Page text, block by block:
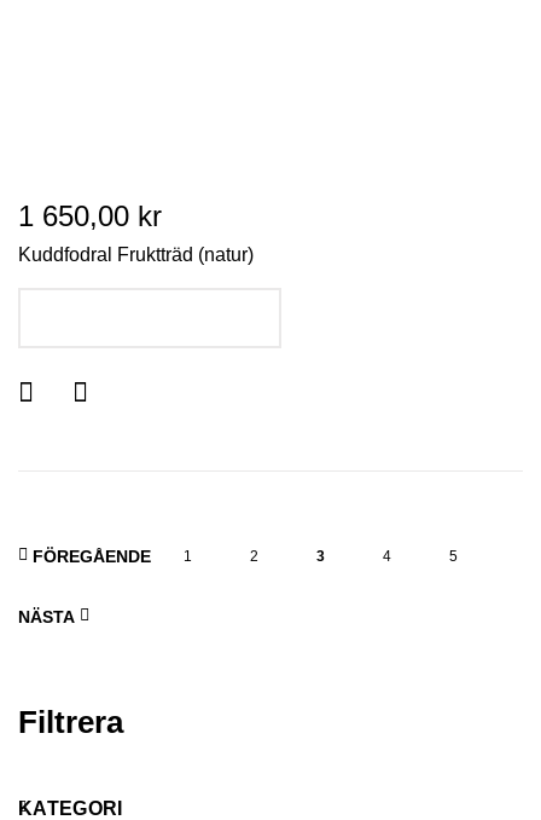
1 650,00 kr
Kuddfodral Fruktträd (natur)
FÖREGÅENDE 1 2 3 4 5
NÄSTA
Filtrera
KATEGORI